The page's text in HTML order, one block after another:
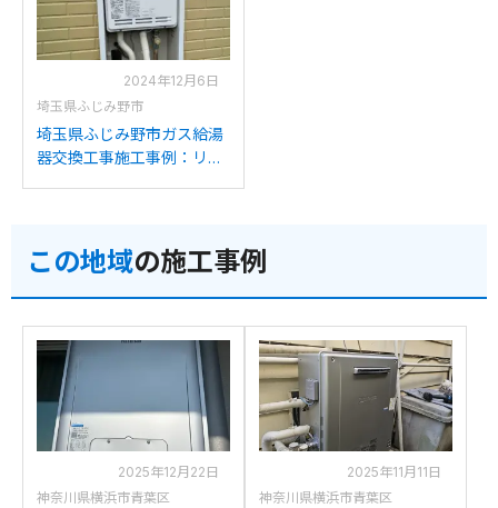
2024年12月6日
埼玉県ふじみ野市
埼玉県ふじみ野市ガス給湯
器交換工事施工事例：リン
この地域の施工事例
2025年12月22日
神奈川県横浜市青葉区
2025年11月11日
神奈川県横浜市青葉区